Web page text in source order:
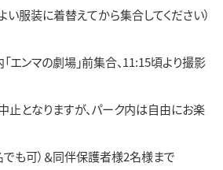
い服装に着替えてから集合してください）
エンマの劇場」前集合、11:15頃より撮影
止となりますが、パーク内は自由にお楽
でも可）＆同伴保護者様2名様まで